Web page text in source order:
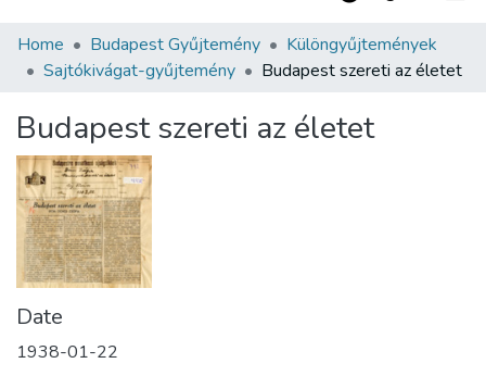
Communities & Collections
Statistics
About us
Home Budapest Gyűjtemény
Különgyűjtemények
Sajtókivágat-gyűjtemény
Budapest szereti az életet
Budapest szereti az életet
Date
1938-01-22